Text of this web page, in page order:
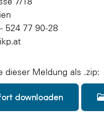
524 77 90-28
dieser Meldung als .zip:
downloaden